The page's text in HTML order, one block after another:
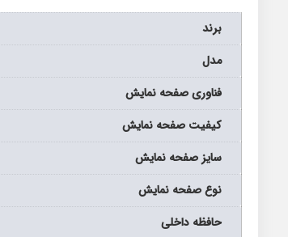
برند
مدل
فناوری صفحه نمایش
كيفيت صفحه نمايش
سايز صفحه نمايش
نوع صفحه نمايش
حافظه داخلی